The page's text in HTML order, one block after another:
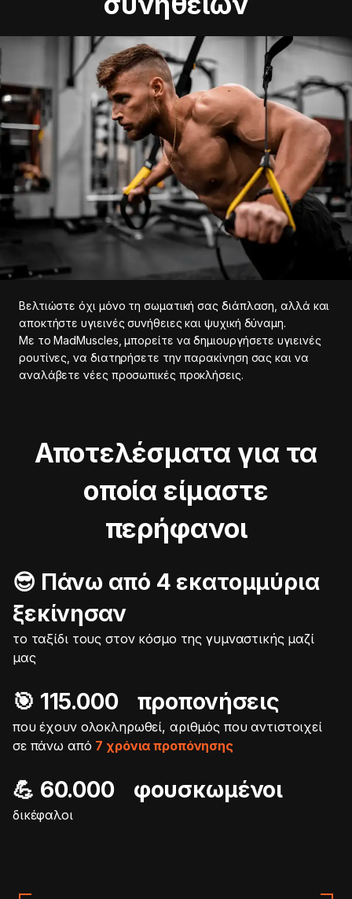
Βελτιώστε όχι μόνο τη σωματική σας διάπλαση, αλλά και
αποκτήστε υγιεινές συνήθειες και ψυχική δύναμη.
Με το MadMuscles, μπορείτε να δημιουργήσετε υγιεινές
ρουτίνες, να διατηρήσετε την παρακίνηση σας και να
αναλάβετε νέες προσωπικές προκλήσεις.
Αποτελέσματα για τα
οποία είμαστε
περήφανοι
😎 Πάνω από 4 εκατομμύρια
ξεκίνησαν
το ταξίδι τους στον κόσμο της γυμναστικής μαζί
μας
🎯️ 115.000 προπονήσεις
που έχουν ολοκληρωθεί, αριθμός που αντιστοιχεί
σε πάνω από 7 χρόνια προπόνησης
💪 60.000 φουσκωμένοι
δικέφαλοι